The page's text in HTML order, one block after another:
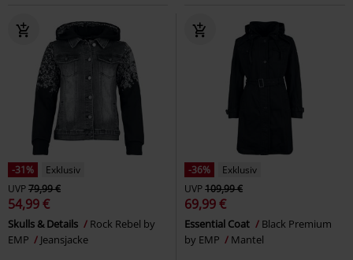
-31%
Exklusiv
UVP79,99 €
54,99 €
Skulls & Details
Rock Rebel by
EMP
Jeansjacke
-36%
Exklusiv
UVP109,99 €
69,99 €
Essential Coat
Black Premium
by EMP
Mantel